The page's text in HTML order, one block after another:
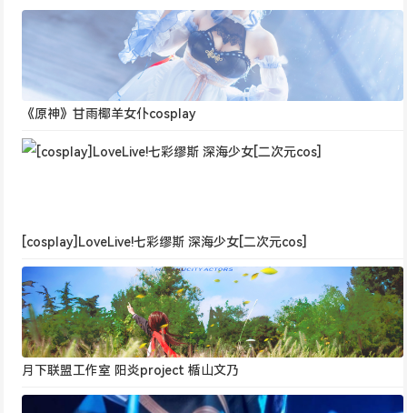
《原神》甘雨椰羊女仆cosplay
[cosplay]LoveLive!七彩缪斯 深海少女[二次元cos]
月下联盟工作室 阳炎project 楯山文乃